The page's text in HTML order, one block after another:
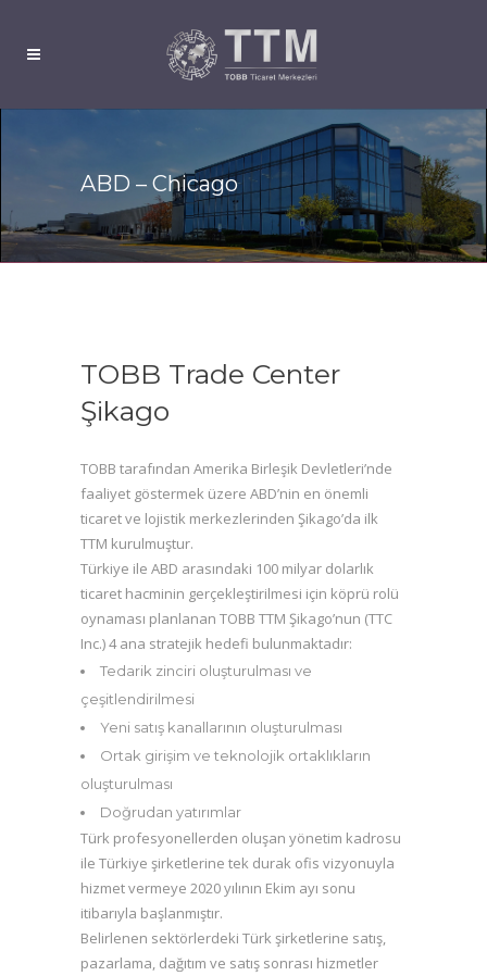
ABD – Chicago
TOBB Trade Center
Şikago
TOBB tarafından Amerika Birleşik Devletleri’nde
faaliyet göstermek üzere ABD’nin en önemli
ticaret ve lojistik merkezlerinden Şikago’da ilk
TTM kurulmuştur.
Türkiye ile ABD arasındaki 100 milyar dolarlık
ticaret hacminin gerçekleştirilmesi için köprü rolü
oynaması planlanan TOBB TTM Şikago’nun (TTC
Inc.) 4 ana stratejik hedefi bulunmaktadır:
Tedarik zinciri oluşturulması ve
çeşitlendirilmesi
Yeni satış kanallarının oluşturulması
Ortak girişim ve teknolojik ortaklıkların
oluşturulması
Doğrudan yatırımlar
Türk profesyonellerden oluşan yönetim kadrosu
ile Türkiye şirketlerine tek durak ofis vizyonuyla
hizmet vermeye 2020 yılının Ekim ayı sonu
itibarıyla başlanmıştır.
Belirlenen sektörlerdeki Türk şirketlerine satış,
pazarlama, dağıtım ve satış sonrası hizmetler